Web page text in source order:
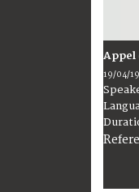
Appel
19/04/